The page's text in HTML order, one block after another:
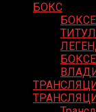
БОКС